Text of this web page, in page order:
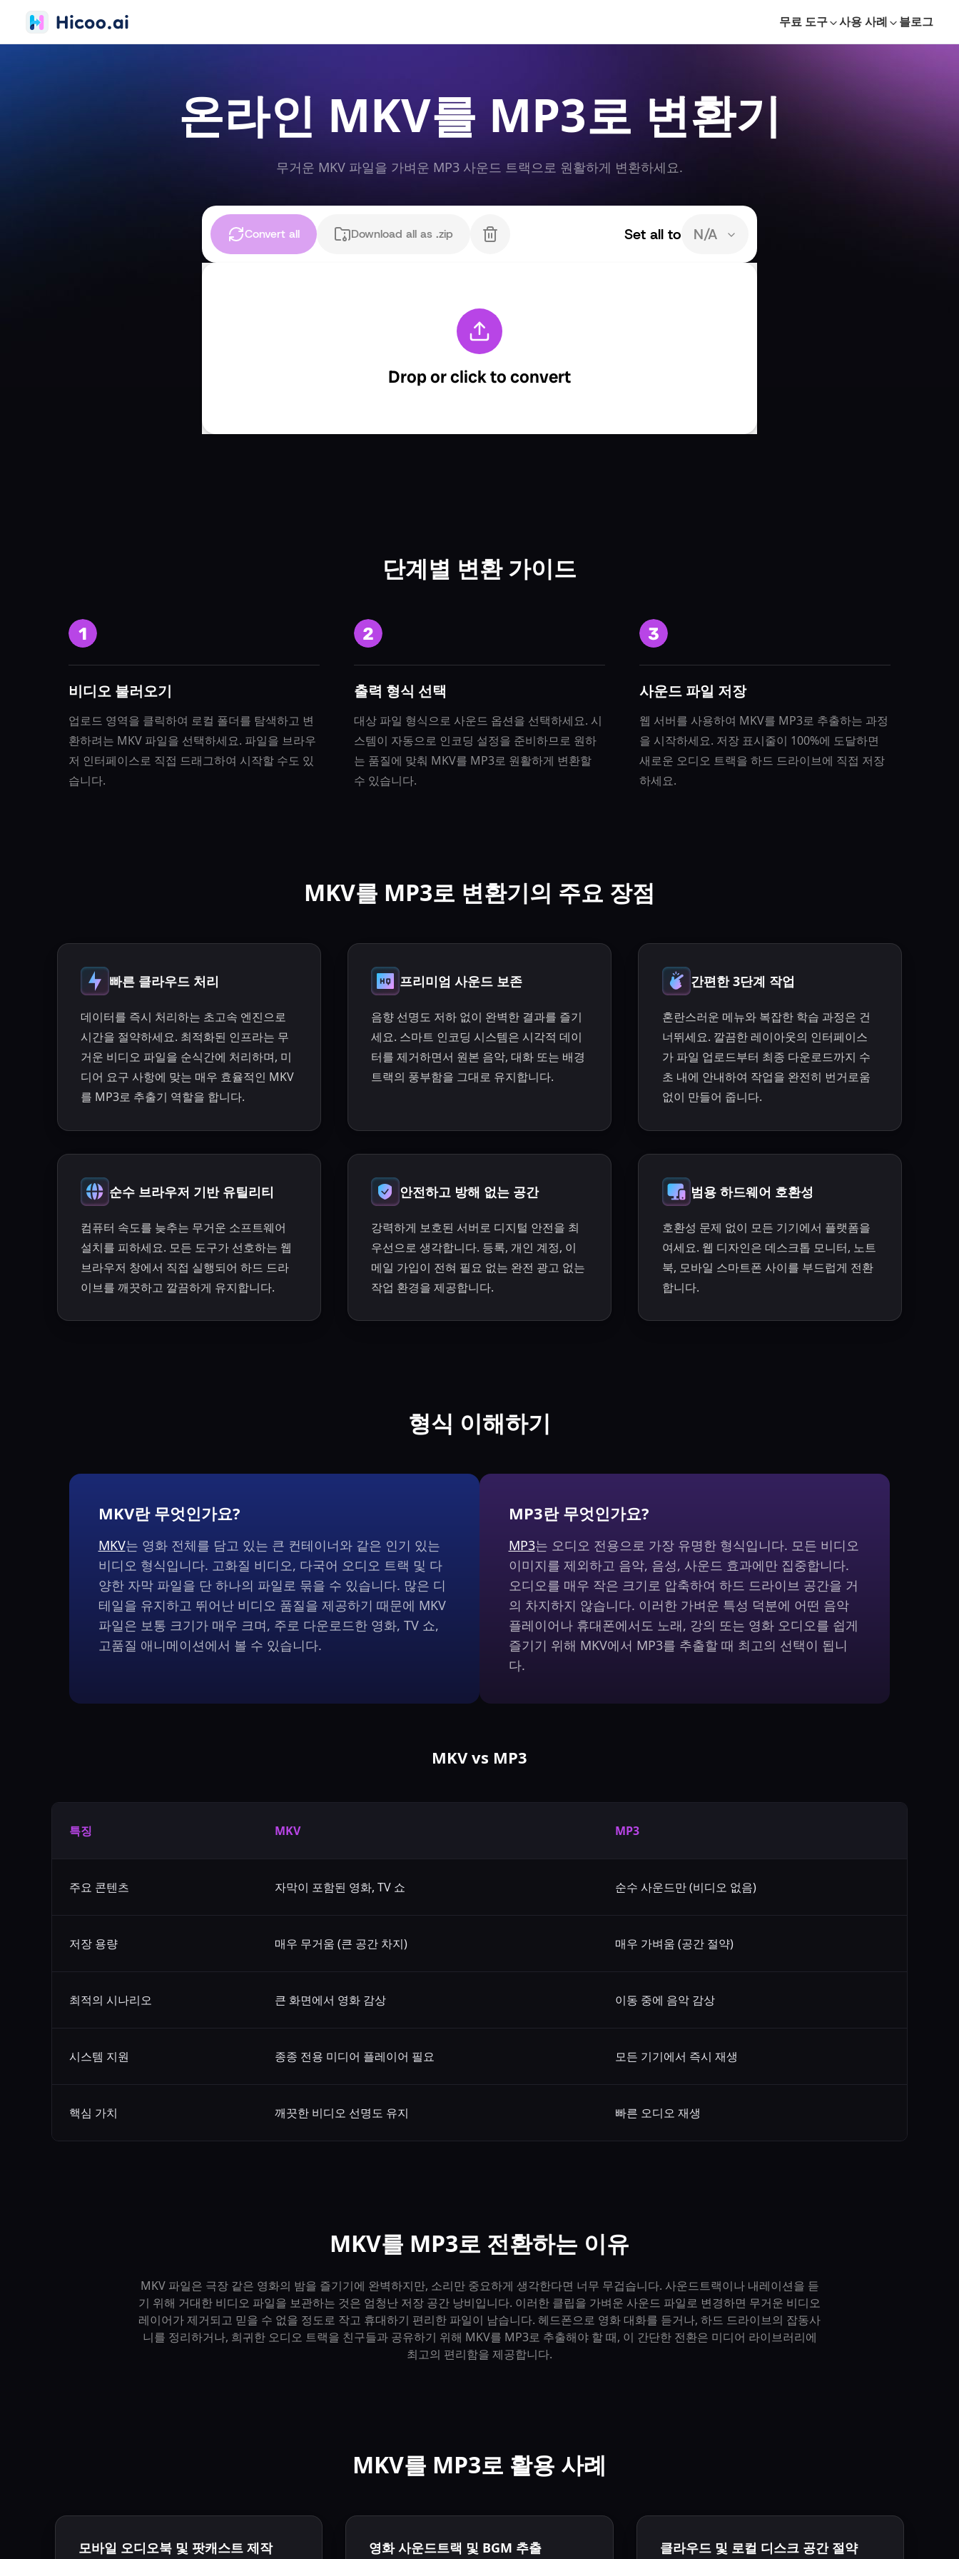
무료 도구 사용 사례 블로그
온라인 MKV를 MP3로 변환기
무거운 MKV 파일을 가벼운 MP3 사운드 트랙으로 원활하게 변환하세요.
단계별 변환 가이드
비디오 불러오기
업로드 영역을 클릭하여 로컬 폴더를 탐색하고 변
환하려는 MKV 파일을 선택하세요. 파일을 브라우
저 인터페이스로 직접 드래그하여 시작할 수도 있
습니다.
출력 형식 선택
대상 파일 형식으로 사운드 옵션을 선택하세요. 시
스템이 자동으로 인코딩 설정을 준비하므로 원하
는 품질에 맞춰 MKV를 MP3로 원활하게 변환할
수 있습니다.
사운드 파일 저장
웹 서버를 사용하여 MKV를 MP3로 추출하는 과정
을 시작하세요. 저장 표시줄이 100%에 도달하면
새로운 오디오 트랙을 하드 드라이브에 직접 저장
하세요.
MKV를 MP3로 변환기의 주요 장점
빠른 클라우드 처리
데이터를 즉시 처리하는 초고속 엔진으로
시간을 절약하세요. 최적화된 인프라는 무
거운 비디오 파일을 순식간에 처리하며, 미
디어 요구 사항에 맞는 매우 효율적인 MKV
를 MP3로 추출기 역할을 합니다.
프리미엄 사운드 보존
음향 선명도 저하 없이 완벽한 결과를 즐기
세요. 스마트 인코딩 시스템은 시각적 데이
터를 제거하면서 원본 음악, 대화 또는 배경
트랙의 풍부함을 그대로 유지합니다.
간편한 3단계 작업
혼란스러운 메뉴와 복잡한 학습 과정은 건
너뛰세요. 깔끔한 레이아웃의 인터페이스
가 파일 업로드부터 최종 다운로드까지 수
초 내에 안내하여 작업을 완전히 번거로움
없이 만들어 줍니다.
순수 브라우저 기반 유틸리티
컴퓨터 속도를 늦추는 무거운 소프트웨어
설치를 피하세요. 모든 도구가 선호하는 웹
브라우저 창에서 직접 실행되어 하드 드라
이브를 깨끗하고 깔끔하게 유지합니다.
안전하고 방해 없는 공간
강력하게 보호된 서버로 디지털 안전을 최
우선으로 생각합니다. 등록, 개인 계정, 이
메일 가입이 전혀 필요 없는 완전 광고 없는
작업 환경을 제공합니다.
범용 하드웨어 호환성
호환성 문제 없이 모든 기기에서 플랫폼을
여세요. 웹 디자인은 데스크톱 모니터, 노트
북, 모바일 스마트폰 사이를 부드럽게 전환
합니다.
형식 이해하기
MKV란 무엇인가요?
MKV는 영화 전체를 담고 있는 큰 컨테이너와 같은 인기 있는
비디오 형식입니다. 고화질 비디오, 다국어 오디오 트랙 및 다
양한 자막 파일을 단 하나의 파일로 묶을 수 있습니다. 많은 디
테일을 유지하고 뛰어난 비디오 품질을 제공하기 때문에 MKV
파일은 보통 크기가 매우 크며, 주로 다운로드한 영화, TV 쇼,
고품질 애니메이션에서 볼 수 있습니다.
MP3란 무엇인가요?
MP3는 오디오 전용으로 가장 유명한 형식입니다. 모든 비디오
이미지를 제외하고 음악, 음성, 사운드 효과에만 집중합니다.
오디오를 매우 작은 크기로 압축하여 하드 드라이브 공간을 거
의 차지하지 않습니다. 이러한 가벼운 특성 덕분에 어떤 음악
플레이어나 휴대폰에서도 노래, 강의 또는 영화 오디오를 쉽게
즐기기 위해 MKV에서 MP3를 추출할 때 최고의 선택이 됩니
다.
MKV vs MP3
특징 MKV MP3
주요 콘텐츠 자막이 포함된 영화, TV 쇼 순수 사운드만 (비디오 없음)
저장 용량 매우 무거움 (큰 공간 차지) 매우 가벼움 (공간 절약)
최적의 시나리오 큰 화면에서 영화 감상 이동 중에 음악 감상
시스템 지원 종종 전용 미디어 플레이어 필요 모든 기기에서 즉시 재생
핵심 가치 깨끗한 비디오 선명도 유지 빠른 오디오 재생
MKV를 MP3로 전환하는 이유
MKV 파일은 극장 같은 영화의 밤을 즐기기에 완벽하지만, 소리만 중요하게 생각한다면 너무 무겁습니다. 사운드트랙이나 내레이션을 듣
기 위해 거대한 비디오 파일을 보관하는 것은 엄청난 저장 공간 낭비입니다. 이러한 클립을 가벼운 사운드 파일로 변경하면 무거운 비디오
레이어가 제거되고 믿을 수 없을 정도로 작고 휴대하기 편리한 파일이 남습니다. 헤드폰으로 영화 대화를 듣거나, 하드 드라이브의 잡동사
니를 정리하거나, 희귀한 오디오 트랙을 친구들과 공유하기 위해 MKV를 MP3로 추출해야 할 때, 이 간단한 전환은 미디어 라이브러리에
최고의 편리함을 제공합니다.
MKV를 MP3로 활용 사례
모바일 오디오북 및 팟캐스트 제작 영화 사운드트랙 및 BGM 추출 클라우드 및 로컬 디스크 공간 절약